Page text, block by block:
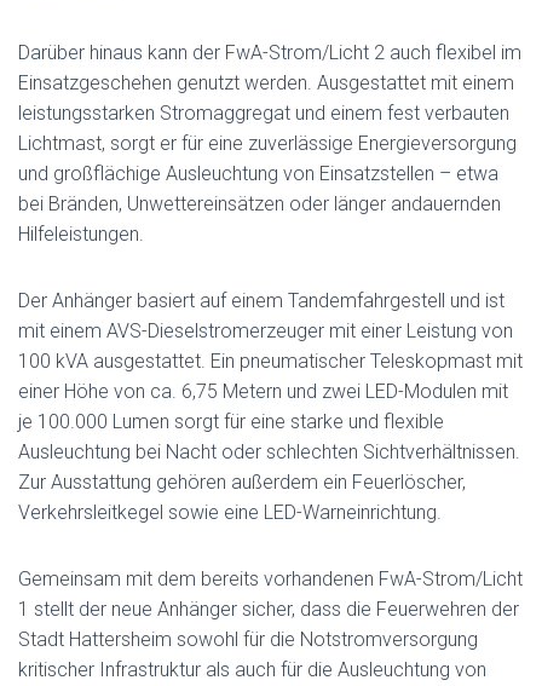
Darüber hinaus kann der FwA-Strom/Licht 2 auch flexibel im
Einsatzgeschehen genutzt werden. Ausgestattet mit einem
leistungsstarken Stromaggregat und einem fest verbauten
Lichtmast, sorgt er für eine zuverlässige Energieversorgung
und großflächige Ausleuchtung von Einsatzstellen – etwa
bei Bränden, Unwettereinsätzen oder länger andauernden
Hilfeleistungen.
Der Anhänger basiert auf einem Tandemfahrgestell und ist
mit einem AVS-Dieselstromerzeuger mit einer Leistung von
100 kVA ausgestattet. Ein pneumatischer Teleskopmast mit
einer Höhe von ca. 6,75 Metern und zwei LED-Modulen mit
je 100.000 Lumen sorgt für eine starke und flexible
Ausleuchtung bei Nacht oder schlechten Sichtverhältnissen.
Zur Ausstattung gehören außerdem ein Feuerlöscher,
Verkehrsleitkegel sowie eine LED-Warneinrichtung.
Gemeinsam mit dem bereits vorhandenen FwA-Strom/Licht
1 stellt der neue Anhänger sicher, dass die Feuerwehren der
Stadt Hattersheim sowohl für die Notstromversorgung
kritischer Infrastruktur als auch für die Ausleuchtung von